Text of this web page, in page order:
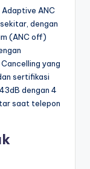
Adaptive ANC
dengan
(ANC off)
yang
sertifikasi
dengan 4
saat telepon